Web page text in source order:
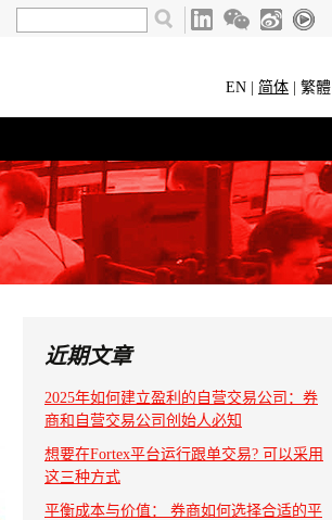
EN 简体 繁體
近期文章
2025年如何建立盈利的自营交易公司：券
商和自营交易公司创始人必知
想要在Fortex平台运行跟单交易? 可以采用
这三种方式
平衡成本与价值： 券商如何选择合适的平